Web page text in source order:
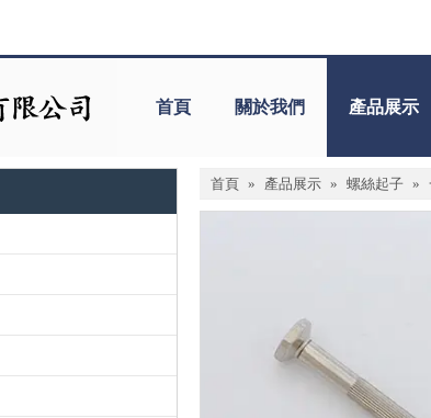
首頁 關於我們 產品展示
首頁 » 產品展示 » 螺絲起子 »